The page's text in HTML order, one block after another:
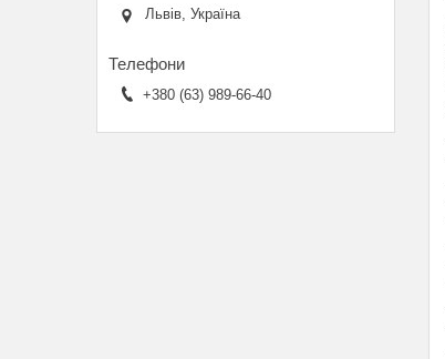
Львів, Україна
+380 (63) 989-66-40